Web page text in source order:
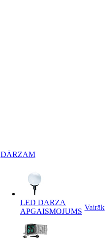
DĀRZAM
LED DĀRZA
APGAISMOJUMS Vairāk